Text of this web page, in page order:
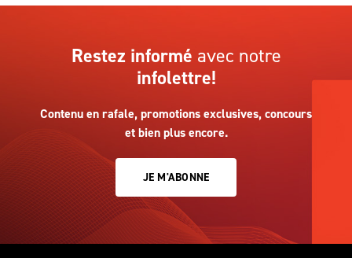
Restez informé avec notre
infolettre!
Contenu en rafale, promotions exclusives, concours
et bien plus encore.
JE M'ABONNE